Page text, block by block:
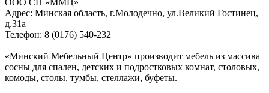
Адрес: Минская область, г.Молодечно, ул.Великий Гостинец,
д.31а
Телефон: 8 (0176) 540-232
«Минский Мебельный Центр» производит мебель из массива
сосны для спален, детских и подростковых комнат, столовых,
комоды, столы, тумбы, стеллажи, буфеты.